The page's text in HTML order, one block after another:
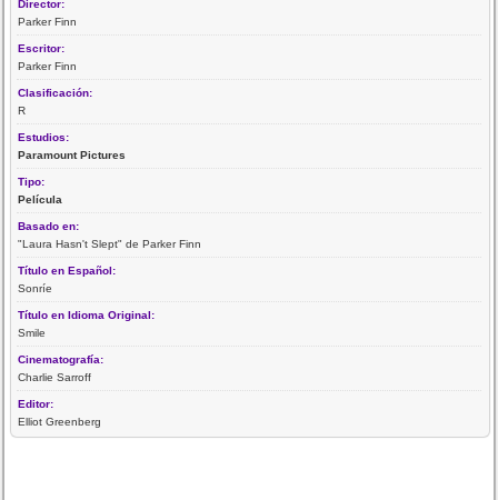
Director:
Parker Finn
Escritor:
Parker Finn
Clasificación:
R
Estudios:
Paramount Pictures
Tipo:
Película
Basado en:
"Laura Hasn't Slept" de Parker Finn
Título en Español:
Sonríe
Título en Idioma Original:
Smile
Cinematografía:
Charlie Sarroff
Editor:
Elliot Greenberg